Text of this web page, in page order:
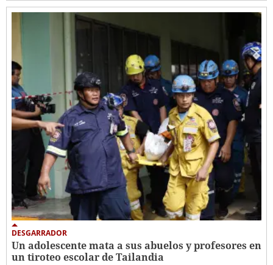
DESGARRADOR
Un adolescente mata a sus abuelos y profesores en
un tiroteo escolar de Tailandia